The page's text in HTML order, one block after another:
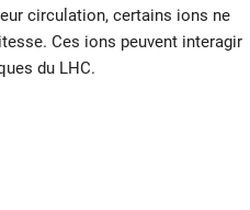
circulation, certains ions ne
Ces ions peuvent interagir
du LHC.